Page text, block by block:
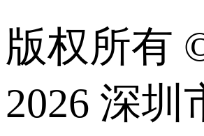
版权所有
2026 深圳